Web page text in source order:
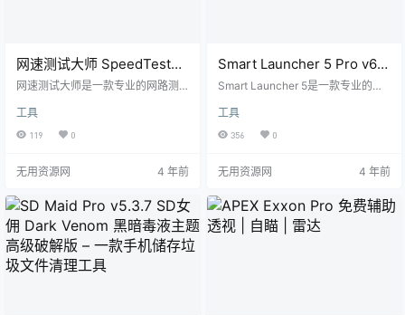
网速测试大师 SpeedTest
Master Pro v1.41.0 解锁专
网速测试大师是一款专业的网路测
全球数以千计的服务器来测试你的
网络连接，并在30秒内显示准确结
器，可以帮助你测试wifi连接。 功能
ing延迟 检查Wi-Fi信号强度并找到
最强的信号点 检测谁在使用你的Wi-
Fi 数据使用经理帮助你监控你的移
动数据使用情况 在状…
工具
119 0
无用资源网 4 年前
Smart Launcher 5 Pro v6
build 028 高级破解版
Smart Launcher 5是一款专业的智
板电脑操的桌面依照喜好去做调整
作,使操作起来更快速、更易于使
色以便能搭配您的壁纸。 自适应图
的自适应图标格式，完全支持并适
用于任何一台安卓设备！自适应图
标不仅意味着可定制形状，也意味
工具
356 0
无用资源网 4 年前